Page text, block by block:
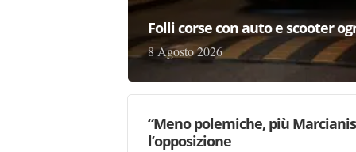
Folli corse con auto e scooter
8 Agosto 2026
“Meno polemiche, più
l’opposizione